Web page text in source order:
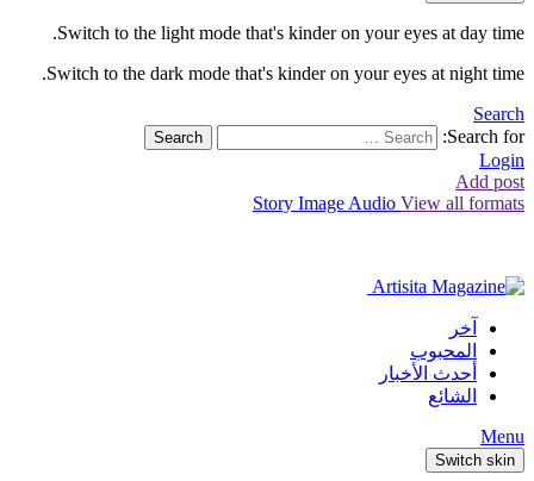
Switch to the light mode that's kinder on your eyes at day time.
Switch to the dark mode that's kinder on your eyes at night time.
Search
Search for:
Search
Login
Add post
Story Image Audio View all formats
آخر
المحبوب
أحدث الأخبار
الشائع
Menu
Switch skin